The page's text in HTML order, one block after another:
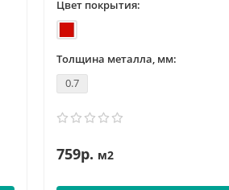
Цвет покрытия:
Толщина металла, мм:
0.7
759р. м2